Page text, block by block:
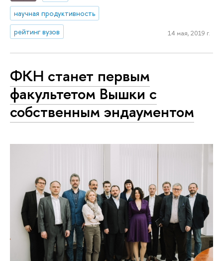
научная продуктивность
рейтинг вузов
14 мая, 2019 г.
ФКН станет первым
факультетом Вышки с
собственным эндаументом